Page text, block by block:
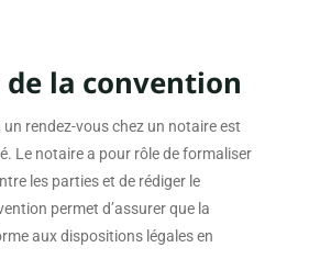
de la convention
rendez-vous chez un notaire est
Le notaire a pour rôle de formaliser
les parties et de rédiger le
permet d’assurer que la
aux dispositions légales en